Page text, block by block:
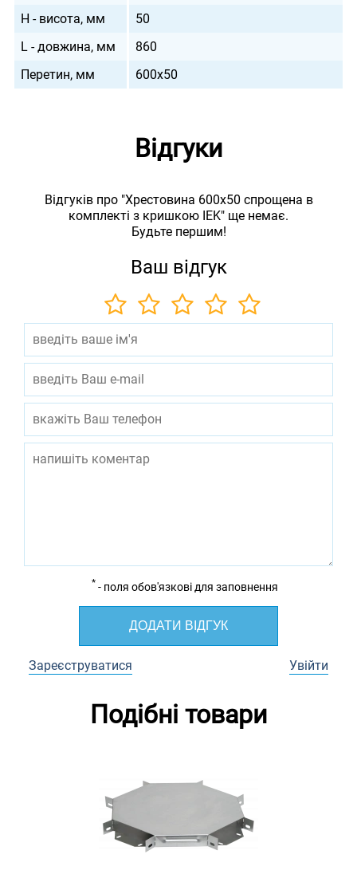
H - висота, мм
50
L - довжина, мм
860
Перетин, мм
600х50
Відгуки
Відгуків про "Хрестовина 600х50 спрощена в
комплекті з кришкою IEK" ще немає.
Будьте першим!
Ваш відгук
* - поля обов'язкові для заповнення
ДОДАТИ ВІДГУК
Зареєструватися Увійти
Подібні товари